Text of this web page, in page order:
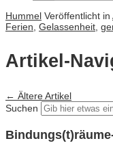
Hummel Veröffentlicht in
Ferien, Gelassenheit,
Artikel-
← Ältere Artikel
Suchen